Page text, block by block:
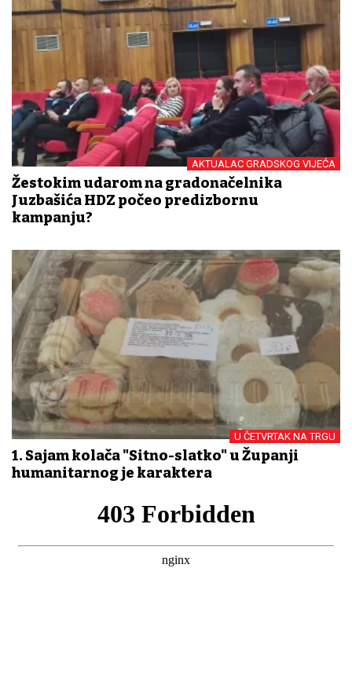
AKTUALAC GRADSKOG VIJEĆA
Žestokim udarom na gradonačelnika
Juzbašića HDZ počeo predizbornu
kampanju?
U ČETVRTAK NA TRGU
1. Sajam kolača "Sitno-slatko" u Županji
humanitarnog je karaktera